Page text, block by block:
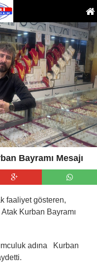
Bayramı Mesajı
faaliyet gösteren,
Kurban Bayramı
adına Kurban